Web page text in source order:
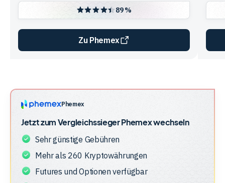
89 %
Zu Phemex
Unternehmensstruktur
der
Phemex
Jetzt zum VergleichssiegerPhemexwechseln
Sehr günstige Gebühren
Mehr als 260 Kryptowährungen
Futures und Optionen verfügbar